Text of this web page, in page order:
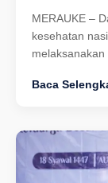
MERAUKE –
kesehatan
melaksanakan
Baca